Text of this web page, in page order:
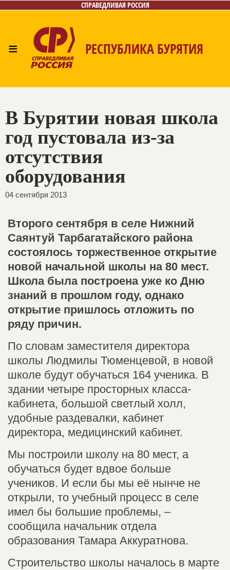
СПРАВЕДЛИВАЯ РОССИЯ
≡ РЕСПУБЛИКА БУРЯТИЯ
В Бурятии новая школа
год пустовала из-за
отсутствия
оборудования
04 сентября 2013
Второго сентября в селе Нижний
Саянтуй Тарбагатайского района
состоялось торжественное открытие
новой начальной школы на 80 мест.
Школа была построена уже ко Дню
знаний в прошлом году, однако
открытие пришлось отложить по
ряду причин.
По словам заместителя директора
школы Людмилы Тюменцевой, в новой
школе будут обучаться 164 ученика. В
здании четыре просторных класса-
кабинета, большой светлый холл,
удобные раздевалки, кабинет
директора, медицинский кабинет.
Мы построили школу на 80 мест, а
обучаться будет вдвое больше
учеников. И если бы мы её нынче не
открыли, то учебный процесс в селе
имел бы большие проблемы, –
сообщила начальник отдела
образования Тамара Аккуратнова.
Строительство школы началось в марте